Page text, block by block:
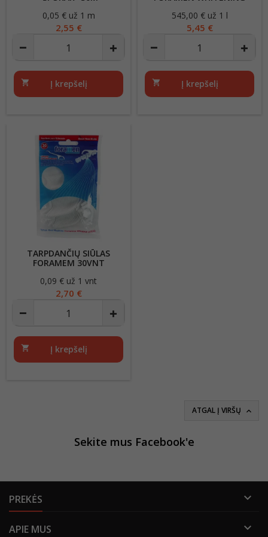
Kaina
0,05 € už 1 m
2,55 €
shopping_cart Į krepšelį
Kaina
545,00 € už 1 l
5,45 €
shopping_cart Į krepšelį
TARPDANČIŲ SIŪLAS
FORAMEM 30VNT
Kaina
0,09 € už 1 vnt
2,70 €
shopping_cart Į krepšelį
ATGAL Į VIRŠŲ 
Sekite mus Facebook'e
PREKĖS 
APIE MUS 